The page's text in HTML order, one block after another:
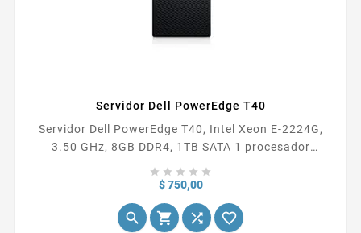
Servidor Dell PowerEdge T40
Servidor Dell PowerEdge T40, Intel Xeon E-2224G,
3.50 GHz, 8GB DDR4, 1TB SATA 1 procesador
almacenamiento sata, controlador integrado de red
Sistema Operativo.
    
$ 750,00Precio
   